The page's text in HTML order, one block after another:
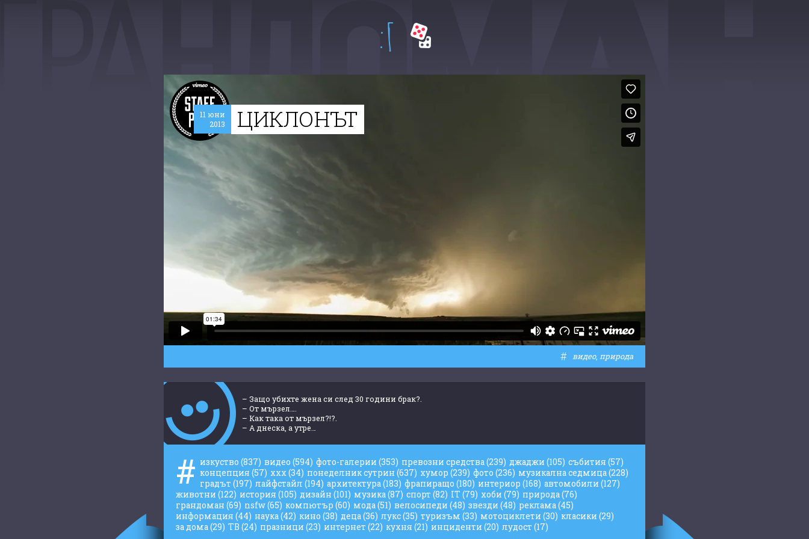
:Г
11 юни
2013
ЦИКЛОНЪТ
# видео, природа
– Защо убихте жена си след 30 години брак?.
– От мързел….
– Как така от мързел?!?.
– A днеска, а утре…
# изкуство (837) видео (594) фото-галерии (353) превозни средства(239) джаджи (105) събития (57)
концепция (57) ххх(34) понеделник сутрин (637) хумор (239) фото (236) музикална седмица(228)
градът (197) лайфстайл (194) архитектура(183) фрапиращо (180) интериор (168) автомобили (127)
животни (122) история (105) дизайн (101) музика(87) спорт (82) IT (79) хоби (79) природа(76)
грандоман (69) nsfw(65) компютър (60) мода(51) велосипеди (48) звезди (48) реклама(45)
информация (44) наука(42) кино (38) деца(36) лукс(35) туризъм (33) мотоциклети (30) класики (29)
за дома(29) ТВ (24) празници (23) интернет (22) кухня (21) инциденти (20) лудост (17)